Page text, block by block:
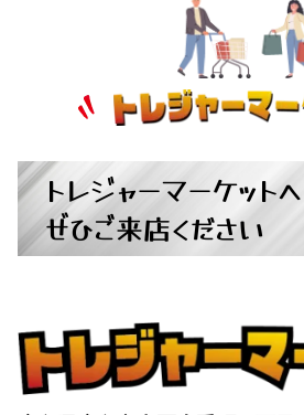
トレジャーマーケットへ
ぜひご来店ください
営業時間：10:00～19:00
定休日：月曜日・火曜日